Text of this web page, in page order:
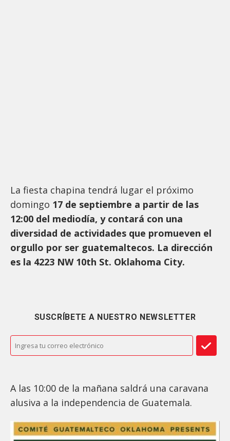
La fiesta chapina tendrá lugar el próximo
domingo 17 de septiembre a partir de las
12:00 del mediodía, y contará con una
diversidad de actividades que promueven el
orgullo por ser guatemaltecos. La dirección
es la 4223 NW 10th St. Oklahoma City.
SUSCRÍBETE A NUESTRO NEWSLETTER
A las 10:00 de la mañana saldrá una caravana
alusiva a la independencia de Guatemala.